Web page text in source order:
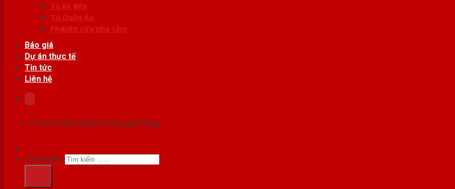
Tủ Kệ Bếp
Tủ Quần Áo
Phụ kiện cửa nhà tắm
Báo giá
Dự án thực tế
Tin tức
Liên hệ
Chưa có sản phẩm trong giỏ hàng.
Tìm kiếm: